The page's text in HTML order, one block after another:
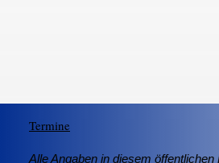
Termine
Alle Angaben in diesem